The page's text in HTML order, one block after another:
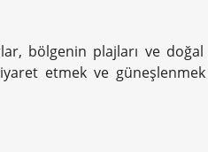
bölgenin plajları ve
etmek ve